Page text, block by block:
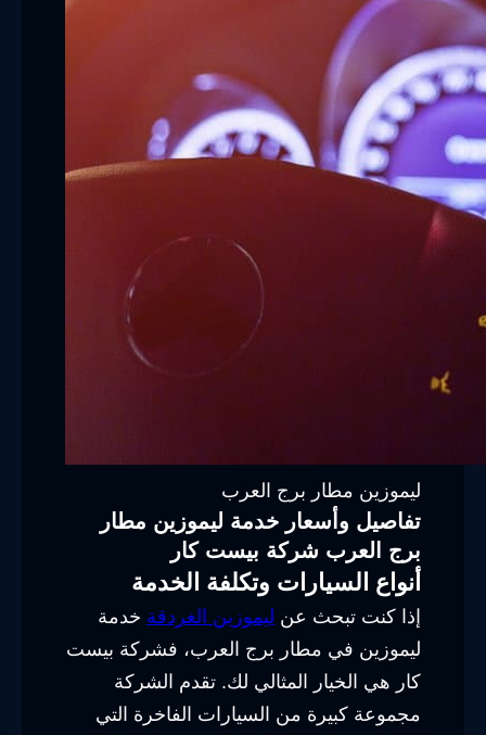
ليموزين مطار برج العرب
تفاصيل وأسعار خدمة ليموزين مطار
برج العرب شركة بيست كار
أنواع السيارات وتكلفة الخدمة
إذا كنت تبحث عن ليموزين الغردقة خدمة
ليموزين في مطار برج العرب، فشركة بيست
كار هي الخيار المثالي لك. تقدم الشركة
مجموعة كبيرة من السيارات الفاخرة التي